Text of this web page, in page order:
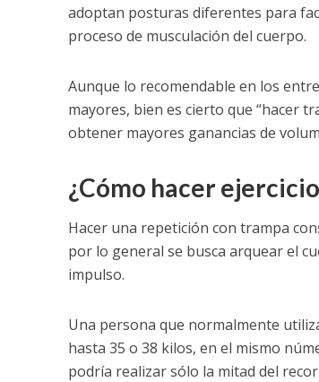
adoptan posturas diferentes para
proceso de musculación del cuerpo.
Aunque lo recomendable en los
mayores, bien es cierto que “hacer
obtener mayores ganancias de
¿Cómo hacer
Hacer una repetición con trampa
por lo general se busca arquear el
impulso.
Una persona que normalmente
hasta 35 o 38 kilos, en el mismo
podría realizar sólo la mitad del